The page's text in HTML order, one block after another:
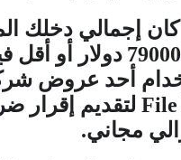
كان إجمالي دخلك
79000 دولار أو أقل
أحد عروض
File لتقديم إقرار
مجاني.